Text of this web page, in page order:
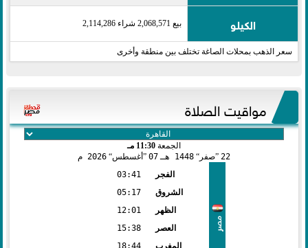
الكيلو بيع 2,068,571 شراء 2,114,286
سعر الذهب بمحلات الصاغة تختلف بين منطقة وأخرى
مواقيت الصلاة
الجمعة 11:30 مـ
22 صفر 1448 هـ 07 أغسطس 2026 م
مصر
الفجر
03:41
الشروق
05:17
الظهر
12:01
العصر
15:38